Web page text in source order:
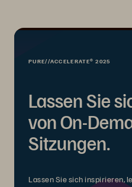
PURE//ACCELERATE® 2025
Lassen Sie
von On-
Sitzungen.
Lassen Sie sich inspirieren,